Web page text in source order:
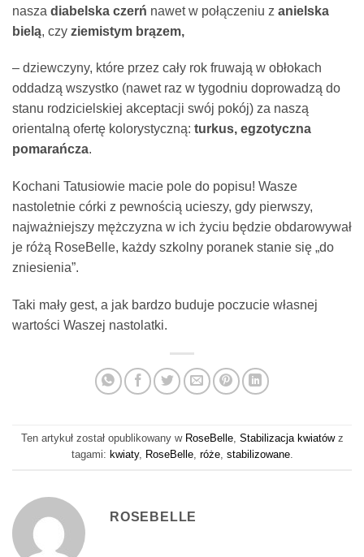
nasza diabelska czerń nawet w połączeniu z anielska
bielą, czy ziemistym brązem,
– dziewczyny, które przez cały rok fruwają w obłokach
oddadzą wszystko (nawet raz w tygodniu doprowadzą do
stanu rodzicielskiej akceptacji swój pokój) za naszą
orientalną ofertę kolorystyczną: turkus, egzotyczna
pomarańcza.
Kochani Tatusiowie macie pole do popisu! Wasze
nastoletnie córki z pewnością ucieszy, gdy pierwszy,
najważniejszy mężczyzna w ich życiu będzie obdarowywał
je różą RoseBelle, każdy szkolny poranek stanie się „do
zniesienia”.
Taki mały gest, a jak bardzo buduje poczucie własnej
wartości Waszej nastolatki.
Ten artykuł został opublikowany w RoseBelle, Stabilizacja kwiatówz
tagami: kwiaty, RoseBelle, róże, stabilizowane.
ROSEBELLE